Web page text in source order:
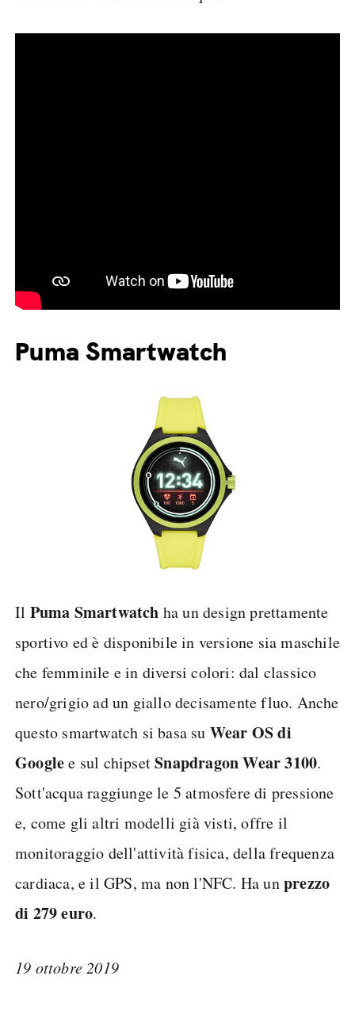
Puma Smartwatch
Il Puma Smartwatch ha un design prettamente
sportivo ed è disponibile in versione sia maschile
che femminile e in diversi colori: dal classico
nero/grigio ad un giallo decisamente fluo. Anche
questo smartwatch si basa su Wear OS di
Googlee sul chipsetSnapdragon Wear 3100.
Sott'acqua raggiunge le 5 atmosfere di pressione
e, come gli altri modelli già visti, offre il
monitoraggio dell'attività fisica, della frequenza
cardiaca, e il GPS, ma non l'NFC. Ha unprezzo
di 279 euro.
19 ottobre 2019